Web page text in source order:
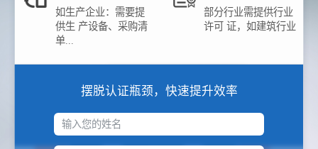
如生产企业：需要提
供生 产设备、采购清
单...
部分行业需提供行业
许可 证，如建筑行业
摆脱认证瓶颈，快速提升效率
输入您的姓名